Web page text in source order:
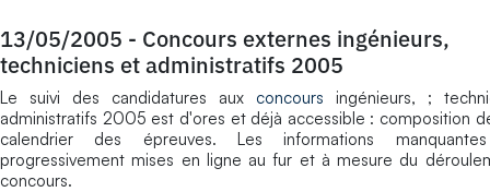
13/05/2005 - Concours externes ingénieurs,
techniciens et administratifs 2005
Le suivi des candidatures aux concours ingénieurs, ;
administratifs 2005 est d'ores et déjà accessible : composition
calendrier des épreuves. Les informations
progressivement mises en ligne au fur et à mesure du
concours.